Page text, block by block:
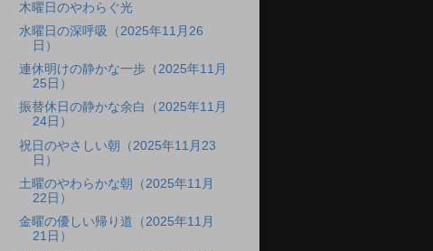
木曜日のやわらぐ光
水曜日の深呼吸（2025年11月26
日）
連休明けの静かな一歩（2025年11月
25日）
振替休日の静かな余白（2025年11月
24日）
祝日のやさしい朝（2025年11月23
日）
土曜のやわらかな朝（2025年11月
22日）
金曜の優しい帰り道（2025年11月
21日）